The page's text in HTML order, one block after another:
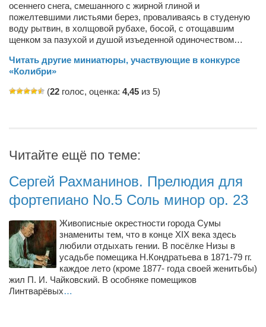
Орест Коваль
Тамара Кубракова
Семён Салатенко
Александра Сокол
Барды
Владимир Айзенберг
Игорь Добровольский
Ольга Козаченко
Оксана Скоробагатская
осеннего снега, смешанного с жирной глиной и
пожелтевшими листьями берез, проваливаясь в студеную
воду рытвин, в холщовой рубахе, босой, с отощавшим
щенком за пазухой и душой изъеденной одиночеством…
Читать другие миниатюры, участвующие в конкурсе
«Колибри»
(22 голос, оценка: 4,45 из 5)
Читайте ещё по теме:
Сергей Рахманинов. Прелюдия для
фортепиано No.5 Соль минор op. 23
Живописные окрестности города Сумы
знамениты тем, что в конце XIX века здесь
любили отдыхать гении. В посёлке Низы в
усадьбе помещика Н.Кондратьева в 1871-79 гг.
каждое лето (кроме 1877- года своей женитьбы)
жил П. И. Чайковский. В особняке помещиков
Линтварёвых…